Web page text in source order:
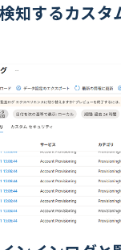
知するカスタ